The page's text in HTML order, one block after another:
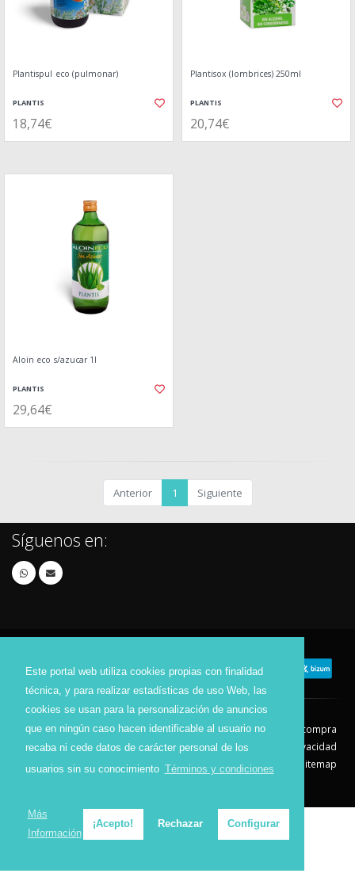
Este portal web utiliza cookies propias con finalidad
técnica, y para realizar estadísticas de uso Web, las
cookies se usan para la personalización de anuncios
que en ningún caso hacen identificable al usuario no
recaba ni cede datos de carácter personal de los
usuarios sin su conocimiento Términos y condiciones
Más
Información
¡Acepto! Rechazar Configurar
Plantispul eco (pulmonar)
PLANTIS
18,74€
Plantisox (lombrices) 250ml
PLANTIS
20,74€
Aloin eco s/azucar 1l
PLANTIS
29,64€
Anterior 1 Siguiente
Síguenos en:
Contacto Aviso Legal
Condiciones de compra
Política de envíos
Política de devolución
Política de Privacidad
Política de Cookies
Sitemap